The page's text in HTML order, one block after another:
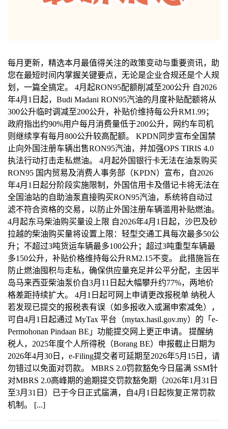
每月更新，精选本月最值得关注的政策变动与重要资讯，助
您在最短时间内掌握关键要点，无论是企业合规还是个人规
划，一篇全搞定。 4月起RON95配额削减至200公升 自2026
年4月1日起，Budi Madani RON95汽油的月度补贴配额将从
300公升临时调减至200公升，补贴价维持每公升RM1.99；
政府指出约90%用户每月消费量低于200公升，网约车司机
则继续享有每月800公升较高配额。 KPDN同步宣布全国禁
止向外国注册车辆出售RON95汽油，并加强OPS TIRIS 4.0
执法行动打击走私燃油。 4月起外国银行卡无法在油泵购买
RON95 国内贸易及消费人事务部（KPDN）宣布，自2026
年4月1日起分阶段实施限制，外国信用卡及借记卡将无法在
全国油站的自助油泵直接购买RON95汽油，系统将自动过
滤不符合资格的交易，以防止外国注册车辆滥用补贴燃油。
4月起东马柴油购买量设上限 自2026年4月1日起，沙巴及砂
拉越的柴油购买量将设置上限：轻型交通工具每次最多50公
升；不超过3吨货运车辆最多100公升；超过3吨重型车辆最
多150公升，补贴价格维持每公升RM2.15不变。 此措施旨在
防止燃油囤积与走私，确保供应量充足并公平分配，主因半
岛马来西亚柴油泵价自3月11日起大幅攀升约77%，两地价
格差距持续扩大。 4月1日起可网上申请更改报税单 纳税人
若发现已提交的报税表有误（如多报收入或漏申索减免），
可自4月1日起通过 MyTax 平台（mytax.hasil.gov.my）的「e-
Permohonan Pindaan BE」功能提交网上更正申请。 提醒纳
税人，2025年度个人所得税（Borang BE）申报截止日期为
2026年4月30日，e-Filing提交者可延期至2026年5月15日，请
勿错过以免面对罚款。 MBRS 2.0罚款豁免今日届满 SSM针
对MBRS 2.0高峰期的逾期提交罚款豁免期（2026年1月31日
至3月31日）已于今日正式届满，自4月1日起恢复正常罚款
机制。 [...]